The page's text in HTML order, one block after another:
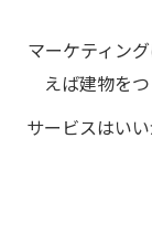
マーケティン
えば建物を
サービスはい